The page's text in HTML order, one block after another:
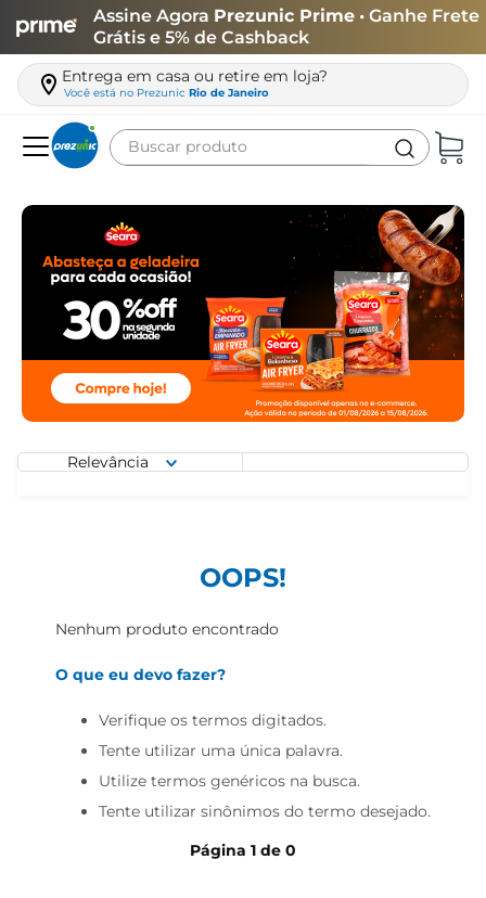
Assine Agora Prezunic Prime • Ganhe Frete
Grátis e 5% de Cashback
Entrega em casa ou retire em loja?
Você está no Prezunic Rio de Janeiro
Buscar produto
Relevância
OOPS!
Nenhum produto encontrado
O que eu devo fazer?
Verifique os termos digitados.
Tente utilizar uma única palavra.
Utilize termos genéricos na busca.
Tente utilizar sinônimos do termo desejado.
Página 1de 0
leite
café
queijo
biscoito
arroz